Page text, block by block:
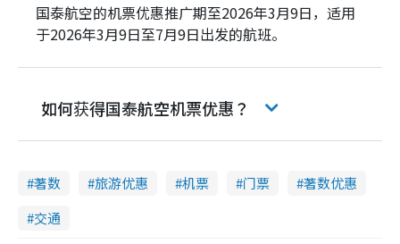
国泰航空的机票优惠推广期至2026年3月9日，适用
于2026年3月9日至7月9日出发的航班。
如何获得国泰航空机票优惠？
著数 旅游优惠 机票 门票
著数优惠
交通